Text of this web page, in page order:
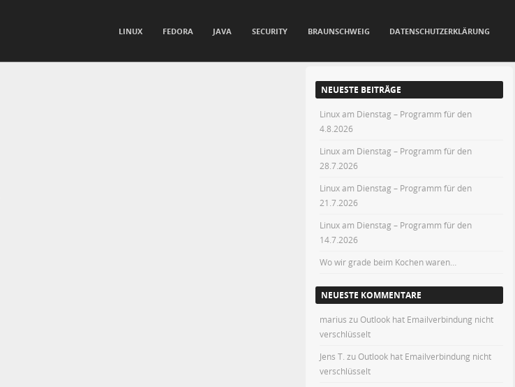
LINUX FEDORA JAVA SECURITY BRAUNSCHWEIG DATENSCHUTZERKLÄRUNG
NEUESTE BEITRÄGE
Linux am Dienstag – Programm für den
4.8.2026
Linux am Dienstag – Programm für den
28.7.2026
Linux am Dienstag – Programm für den
21.7.2026
Linux am Dienstag – Programm für den
14.7.2026
Wo wir grade beim Kochen waren…
NEUESTE KOMMENTARE
marius zuOutlook hat Emailverbindung nicht
verschlüsselt
Jens T. zuOutlook hat Emailverbindung nicht
verschlüsselt